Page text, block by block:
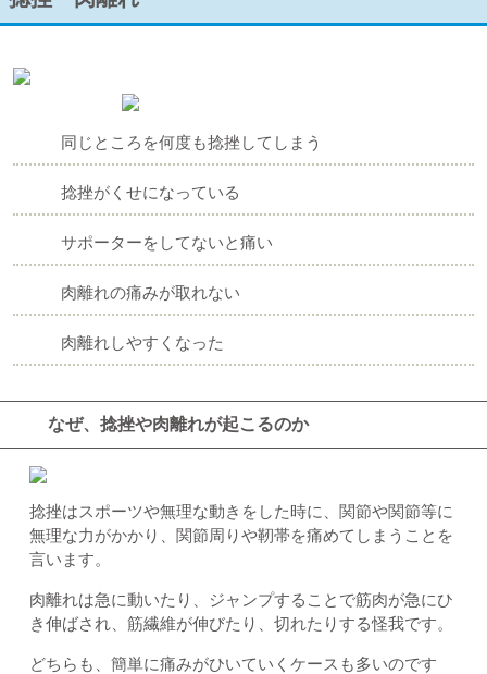
同じところを何度も捻挫してしまう
捻挫がくせになっている
サポーターをしてないと痛い
肉離れの痛みが取れない
肉離れしやすくなった
なぜ、捻挫や肉離れが起こるのか
捻挫はスポーツや無理な動きをした時に、関節や関節等に
無理な力がかかり、関節周りや靭帯を痛めてしまうことを
言います。
肉離れは急に動いたり、ジャンプすることで筋肉が急にひ
き伸ばされ、筋繊維が伸びたり、切れたりする怪我です。
どちらも、簡単に痛みがひいていくケースも多いのです